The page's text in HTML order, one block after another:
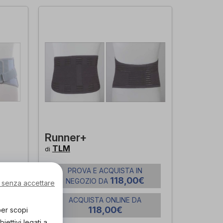
Runner+
di TLM
PROVA E ACQUISTA IN
NEGOZIO DA 118,00€
ACQUISTA ONLINE DA
118,00€
accettare
scopi